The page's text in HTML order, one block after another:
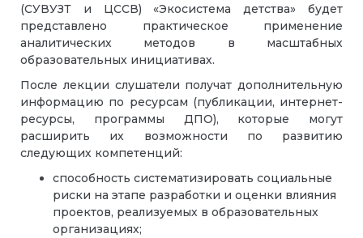
(СУВУЗТ и ЦССВ) «Экосистема детства» будет
представлено практическое применение
аналитических методов в масштабных
образовательных инициативах.
После лекции слушатели получат дополнительную
информацию по ресурсам (публикации, интернет-
ресурсы, программы ДПО), которые могут
расширить их возможности по развитию
следующих компетенций:
способность систематизировать социальные
риски на этапе разработки и оценки влияния
проектов, реализуемых в образовательных
организациях;